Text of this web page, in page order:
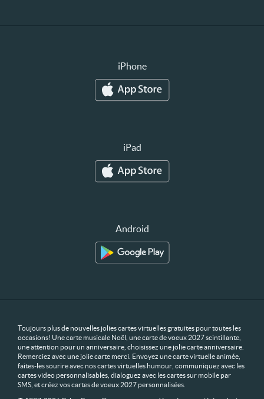
iPhone
iPad
Android
Toujours plus de nouvelles jolies cartes virtuelles gratuites pour toutes les
occasions! Une carte musicale Noël, une carte de voeux 2027 scintillante,
une attention pour un anniversaire, choisissez une jolie carte anniversaire.
Remerciez avec une jolie carte merci. Envoyez une carte virtuelle animée,
faites-les sourire avec nos cartes virtuelles humour, communiquez avec les
cartes video personnalisables, dialoguez avec les cartes sur mobile par
SMS, et créez vos cartes de voeux 2027 personnalisées.